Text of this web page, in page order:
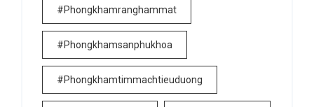
#phongkhamranghammat
#phongkhamsanphukhoa
#phongkhamtimmachtieuduong